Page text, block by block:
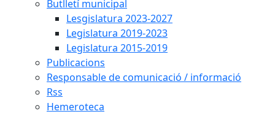
Butlletí municipal
Lesgislatura 2023-2027
Legislatura 2019-2023
Legislatura 2015-2019
Publicacions
Responsable de comunicació / informació
Rss
Hemeroteca